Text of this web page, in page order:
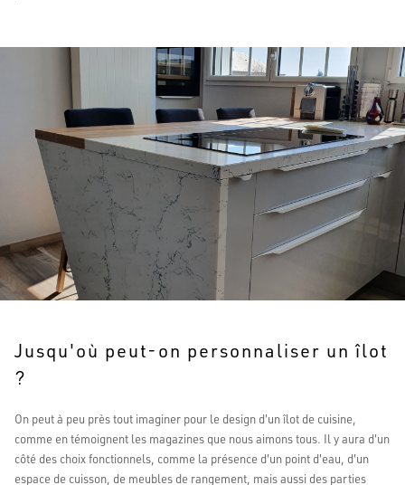
Jusqu'où peut-on personnaliser un îlot
?
On peut à peu près tout imaginer pour le design d'un îlot de cuisine,
comme en témoignent les magazines que nous aimons tous. Il y aura d'un
côté des choix fonctionnels, comme la présence d'un point d'eau, d'un
espace de cuisson, de meubles de rangement, mais aussi des parties